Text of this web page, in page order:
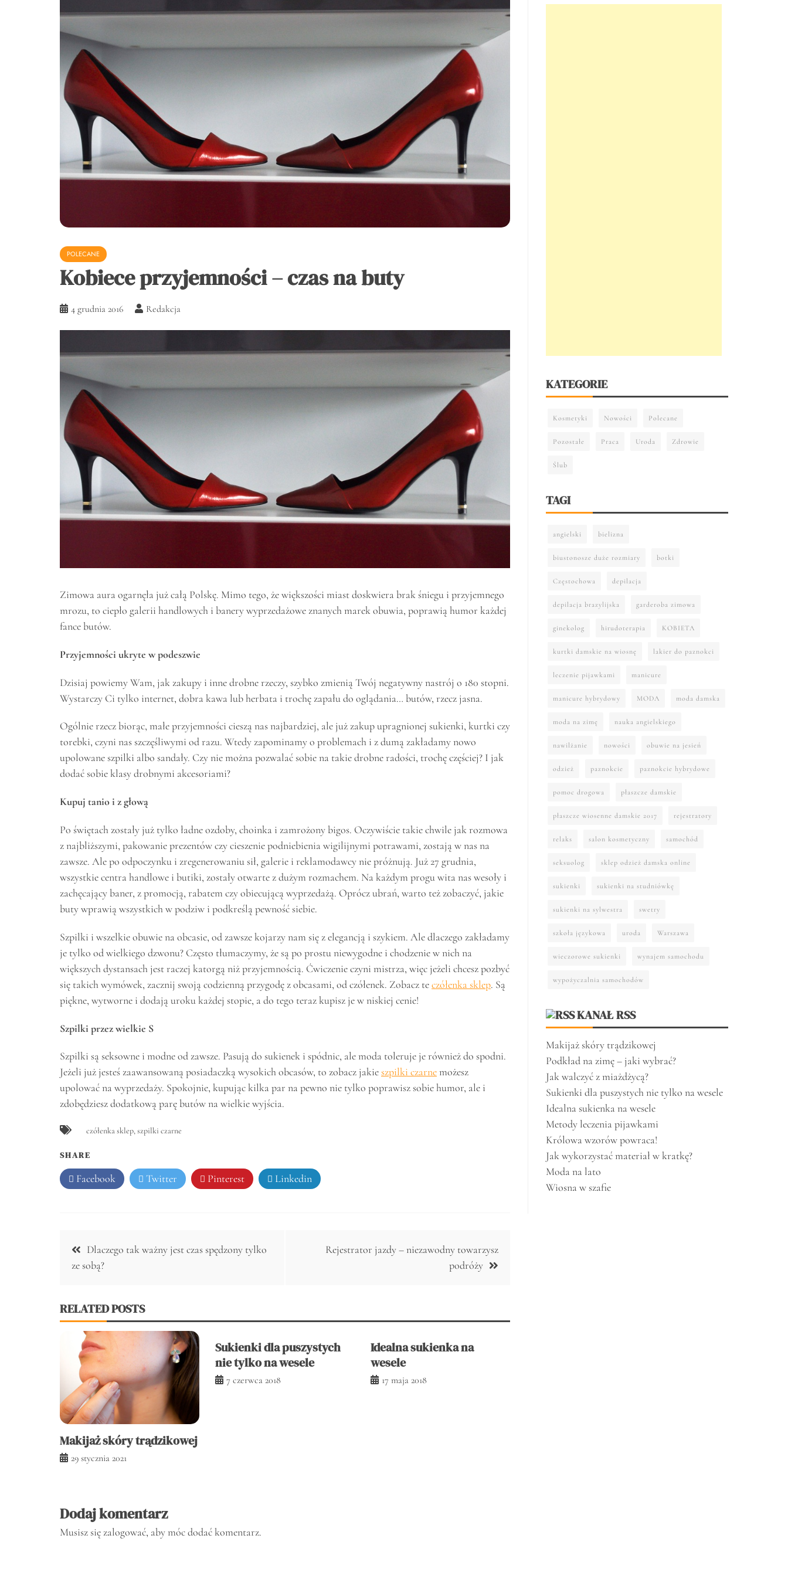
POLECANE
Kobiece przyjemności – czas na buty
4 grudnia 2016 Redakcja
Zimowa aura ogarnęła już całą Polskę. Mimo tego, że większości miast doskwiera brak śniegu i przyjemnego
mrozu, to ciepło galerii handlowych i banery wyprzedażowe znanych marek obuwia, poprawią humor każdej
fance butów.
Przyjemności ukryte w podeszwie
Dzisiaj powiemy Wam, jak zakupy i inne drobne rzeczy, szybko zmienią Twój negatywny nastrój o 180 stopni.
Wystarczy Ci tylko internet, dobra kawa lub herbata i trochę zapału do oglądania… butów, rzecz jasna.
Ogólnie rzecz biorąc, małe przyjemności cieszą nas najbardziej, ale już zakup upragnionej sukienki, kurtki czy
torebki, czyni nas szczęśliwymi od razu. Wtedy zapominamy o problemach i z dumą zakładamy nowo
upolowane szpilki albo sandały. Czy nie można pozwalać sobie na takie drobne radości, trochę częściej? I jak
dodać sobie klasy drobnymi akcesoriami?
Kupuj tanio i z głową
Po świętach zostały już tylko ładne ozdoby, choinka i zamrożony bigos. Oczywiście takie chwile jak rozmowa
z najbliższymi, pakowanie prezentów czy cieszenie podniebienia wigilijnymi potrawami, zostają w nas na
zawsze. Ale po odpoczynku i zregenerowaniu sił, galerie i reklamodawcy nie próżnują. Już 27 grudnia,
wszystkie centra handlowe i butiki, zostały otwarte z dużym rozmachem. Na każdym progu wita nas wesoły i
zachęcający baner, z promocją, rabatem czy obiecującą wyprzedażą. Oprócz ubrań, warto też zobaczyć, jakie
buty wprawią wszystkich w podziw i podkreślą pewność siebie.
Szpilki i wszelkie obuwie na obcasie, od zawsze kojarzy nam się z elegancją i szykiem. Ale dlaczego zakładamy
je tylko od wielkiego dzwonu? Często tłumaczymy, że są po prostu niewygodne i chodzenie w nich na
większych dystansach jest raczej katorgą niż przyjemnością. Ćwiczenie czyni mistrza, więc jeżeli chcesz pozbyć
się takich wymówek, zacznij swoją codzienną przygodę z obcasami, od czółenek. Zobacz teczółenka sklep. Są
piękne, wytworne i dodają uroku każdej stopie, a do tego teraz kupisz je w niskiej cenie!
Szpilki przez wielkie S
Szpilki są seksowne i modne od zawsze. Pasują do sukienek i spódnic, ale moda toleruje je również do spodni.
Jeżeli już jesteś zaawansowaną posiadaczką wysokich obcasów, to zobacz jakieszpilki czarnemożesz
upolować na wyprzedaży. Spokojnie, kupując kilka par na pewno nie tylko poprawisz sobie humor, ale i
zdobędziesz dodatkową parę butów na wielkie wyjścia.
czółenka sklep,szpilki czarne
SHARE
Facebook Twitter Pinterest Linkedin
Nawigacja
wpisu
Dlaczego tak ważny jest czas spędzony tylko
ze sobą?
Rejestrator jazdy – niezawodny towarzysz
podróży
RELATED POSTS
Makijaż skóry trądzikowej
29 stycznia 2021
Sukienki dla puszystych
nie tylko na wesele
7 czerwca 2018
Idealna sukienka na
wesele
17 maja 2018
Dodaj komentarz
Musisz sięzalogować, aby móc dodać komentarz.
KATEGORIE
Kosmetyki Nowości Polecane
Pozostałe Praca Uroda Zdrowie
Ślub
TAGI
angielski bielizna
biustonosze duże rozmiary botki
Częstochowa depilacja
depilacja brazylijska garderoba zimowa
ginekolog hirudoterapia KOBIETA
kurtki damskie na wiosnę lakier do paznokci
leczenie pijawkami manicure
manicure hybrydowy MODA moda damska
moda na zimę nauka angielskiego
nawilżanie nowości obuwie na jesień
odzież paznokcie paznokcie hybrydowe
pomoc drogowa płaszcze damskie
płaszcze wiosenne damskie 2017 rejestratory
relaks salon kosmetyczny samochód
seksuolog sklep odzież damska online
sukienki sukienki na studniówkę
sukienki na sylwestra swetry
szkoła językowa uroda Warszawa
wieczorowe sukienki wynajem samochodu
wypożyczalnia samochodów
KANAŁ RSS
Makijaż skóry trądzikowej
Podkład na zimę – jaki wybrać?
Jak walczyć z miażdżycą?
Sukienki dla puszystych nie tylko na wesele
Idealna sukienka na wesele
Metody leczenia pijawkami
Królowa wzorów powraca!
Jak wykorzystać materiał w kratkę?
Moda na lato
Wiosna w szafie